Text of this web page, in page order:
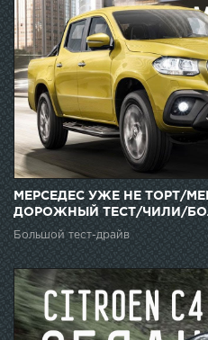
МЕРСЕДЕС УЖЕ НЕ ТОРТ/
ДОРОЖНЫЙ ТЕСТ/ЧИЛИ/
Большой тест-драйв